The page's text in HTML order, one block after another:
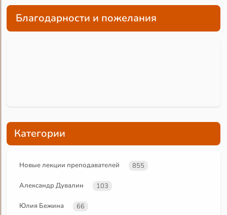
Благодарности и пожелания
Категории
Новые лекции преподавателей 855
Александр Дувалин 103
Юлия Бежина 66